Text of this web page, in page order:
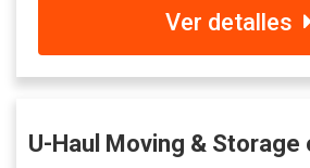
Ver detalles
U-Haul Moving &